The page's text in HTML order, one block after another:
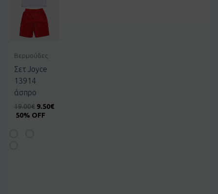
Βερμούδες
Σετ Joyce
13914
άσπρο
19.00€ 9.50€
50% OFF